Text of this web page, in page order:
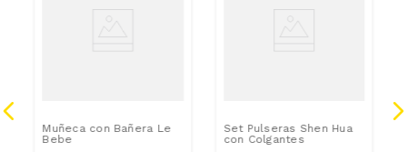
Muñeca con Bañera Le
Bebe
Set Pulseras Shen Hua
con Colgantes